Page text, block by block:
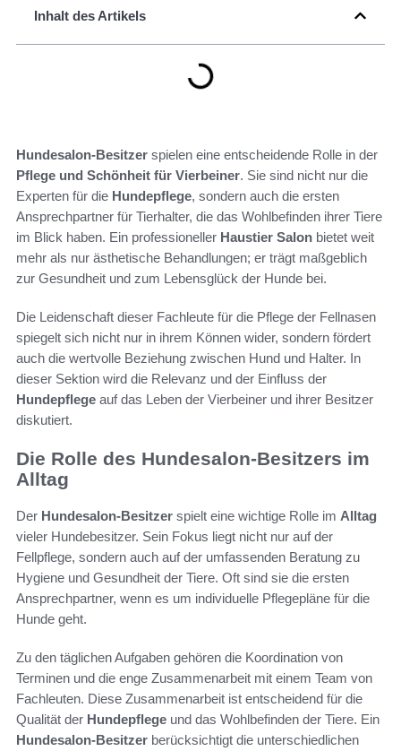
Inhalt des Artikels
Hundesalon-Besitzer spielen eine entscheidende Rolle in der
Pflege und Schönheit für Vierbeiner. Sie sind nicht nur die
Experten für die Hundepflege, sondern auch die ersten
Ansprechpartner für Tierhalter, die das Wohlbefinden ihrer Tiere
im Blick haben. Ein professioneller Haustier Salon bietet weit
mehr als nur ästhetische Behandlungen; er trägt maßgeblich
zur Gesundheit und zum Lebensglück der Hunde bei.
Die Leidenschaft dieser Fachleute für die Pflege der Fellnasen
spiegelt sich nicht nur in ihrem Können wider, sondern fördert
auch die wertvolle Beziehung zwischen Hund und Halter. In
dieser Sektion wird die Relevanz und der Einfluss der
Hundepflege auf das Leben der Vierbeiner und ihrer Besitzer
diskutiert.
Die Rolle des Hundesalon-Besitzers im
Alltag
Der Hundesalon-Besitzer spielt eine wichtige Rolle im Alltag
vieler Hundebesitzer. Sein Fokus liegt nicht nur auf der
Fellpflege, sondern auch auf der umfassenden Beratung zu
Hygiene und Gesundheit der Tiere. Oft sind sie die ersten
Ansprechpartner, wenn es um individuelle Pflegepläne für die
Hunde geht.
Zu den täglichen Aufgaben gehören die Koordination von
Terminen und die enge Zusammenarbeit mit einem Team von
Fachleuten. Diese Zusammenarbeit ist entscheidend für die
Qualität der Hundepflege und das Wohlbefinden der Tiere. Ein
Hundesalon-Besitzer berücksichtigt die unterschiedlichen